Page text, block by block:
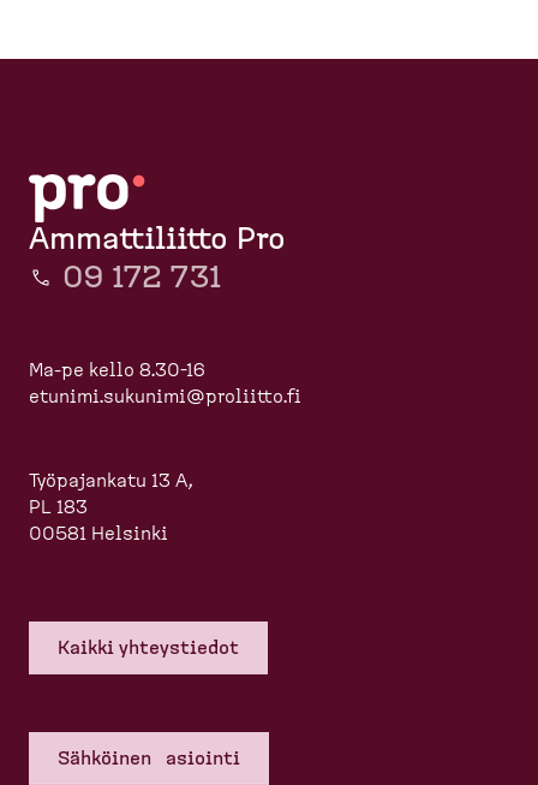
Ammattiliitto Pro
09 172 731
Ma-pe kello 8.30-16
etunimi.sukunimi@proliitto.fi
Työpajankatu 13 A,
PL 183
00581 Helsinki
Kaikki yhteys­tiedot
Sähköinen asiointi